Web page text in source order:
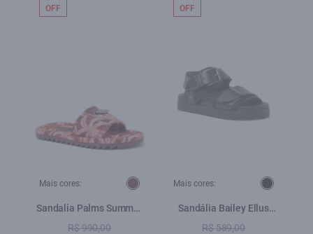
Mais cores:
Sandalia Palms Summer
Ellus Bordeaux
R$ 990,00
OFF
Mais cores:
Sandália Bailey Ellus
Preto
R$ 589,00
OFF